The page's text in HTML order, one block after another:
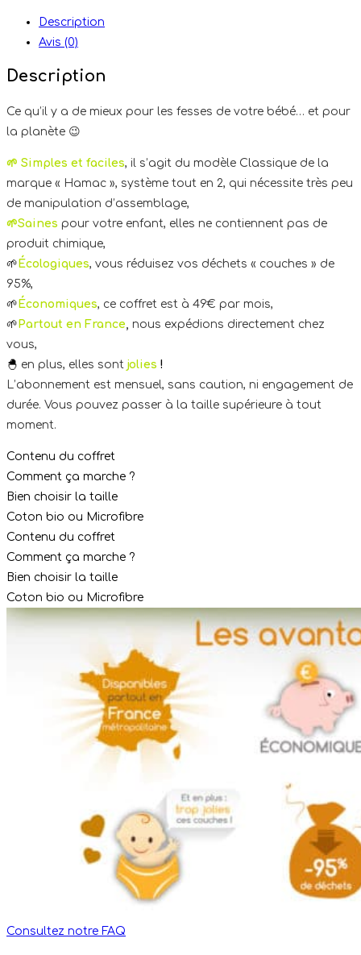
Description
Avis (0)
Description
Ce qu’il y a de mieux pour les fesses de votre bébé… et pour
la planète 😉
🌱 Simples et faciles, il s’agit du modèle Classique de la
marque « Hamac », système tout en 2, qui nécessite très peu
de manipulation d’assemblage,
🌱Saines pour votre enfant, elles ne contiennent pas de
produit chimique,
🌱 Écologiques, vous réduisez vos déchets « couches » de
95%,
🌱 Économiques, ce coffret est à 49€ par mois,
🌱 Partout en France
nous expédions directement chez
vous,
🐣 en plus, elles sont jolies !
L’abonnement est mensuel, sans caution, ni engagement de
durée. Vous pouvez passer à la taille supérieure à tout
moment.
Contenu du coffret
Comment ça marche ?
Bien choisir la taille
Coton bio ou Microfibre
Contenu du coffret
Comment ça marche ?
Bien choisir la taille
Coton bio ou Microfibre
Consultez notre FAQ